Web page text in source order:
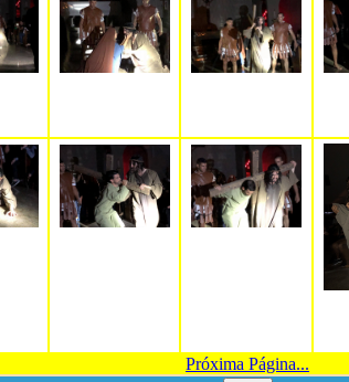
Próxima Página...